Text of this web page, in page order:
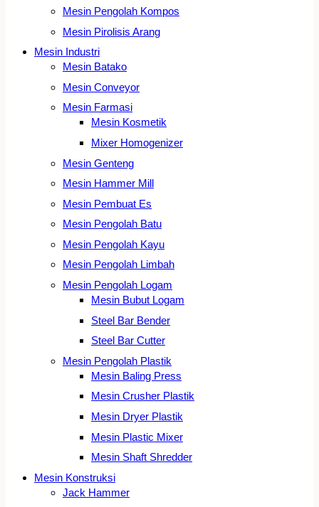
Mesin Pengolah Kompos
Mesin Pirolisis Arang
Mesin Industri
Mesin Batako
Mesin Conveyor
Mesin Farmasi
Mesin Kosmetik
Mixer Homogenizer
Mesin Genteng
Mesin Hammer Mill
Mesin Pembuat Es
Mesin Pengolah Batu
Mesin Pengolah Kayu
Mesin Pengolah Limbah
Mesin Pengolah Logam
Mesin Bubut Logam
Steel Bar Bender
Steel Bar Cutter
Mesin Pengolah Plastik
Mesin Baling Press
Mesin Crusher Plastik
Mesin Dryer Plastik
Mesin Plastic Mixer
Mesin Shaft Shredder
Mesin Konstruksi
Jack Hammer